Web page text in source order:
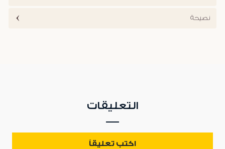
نصيحة
التعليقات
اكتب تعليقاً